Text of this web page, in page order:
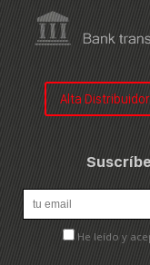
Alta Distribuidor
He leído y